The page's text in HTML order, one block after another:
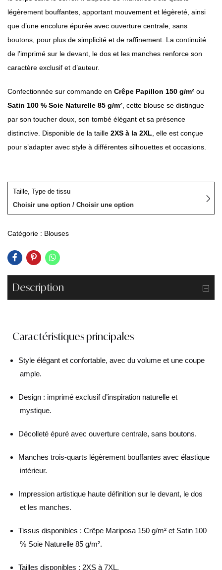
légèrement bouffantes, apportant mouvement et légèreté, ainsi
que d’une encolure épurée avec ouverture centrale, sans
boutons, pour plus de simplicité et de raffinement. La continuité
de l’imprimé sur le devant, le dos et les manches renforce son
caractère exclusif et d’auteur.
Confectionnée sur commande en Crêpe Papillon 150 g/m² ou
Satin 100 % Soie Naturelle 85 g/m² , cette blouse se distingue
par son toucher doux, son tombé élégant et sa présence
distinctive. Disponible de la taille 2XS à la 2XL , elle est conçue
pour s’adapter avec style à différentes silhouettes et occasions.
Taille, Type de tissu
Choisir une option / Choisir une option
Catégorie : Blouses
Description
Caractéristiques principales
Style élégant et confortable, avec du volume et une coupe
ample.
Design : imprimé exclusif d’inspiration naturelle et
mystique.
Décolleté épuré avec ouverture centrale, sans boutons.
Manches trois-quarts légèrement bouffantes avec élastique
intérieur.
Impression artistique haute définition sur le devant, le dos
et les manches.
Tissus disponibles : Crêpe Mariposa 150 g/m² et Satin 100
% Soie Naturelle 85 g/m².
Tailles disponibles : 2XS à 7XL.